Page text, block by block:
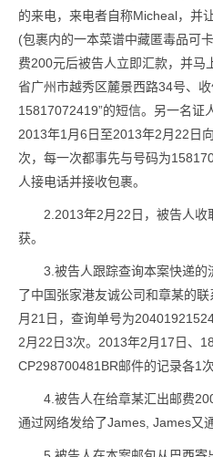
的来电，来电者自称Micheal，并
(包裹内的一本菜谱中藏匿毒品可
费200元后被告人立即汇款，并马
省广州市越秀区麓景西路34号、
15817072419”的短信。另一名证
2013年1月6日至2013年2月22日
次，每一次都事先与号码为
人接电话并接收包裹。
2.2013年2月22日，被告人收
获。
3.被告人跟踪查询本案快递
了中国张家港友诚公司和章某的
月21日，查询单号为
2月22日3次。2013年2月17日、
CP298700481BR邮件的记录各1次
4.被告人在给章某汇出邮费
通过网络发给了James, James又